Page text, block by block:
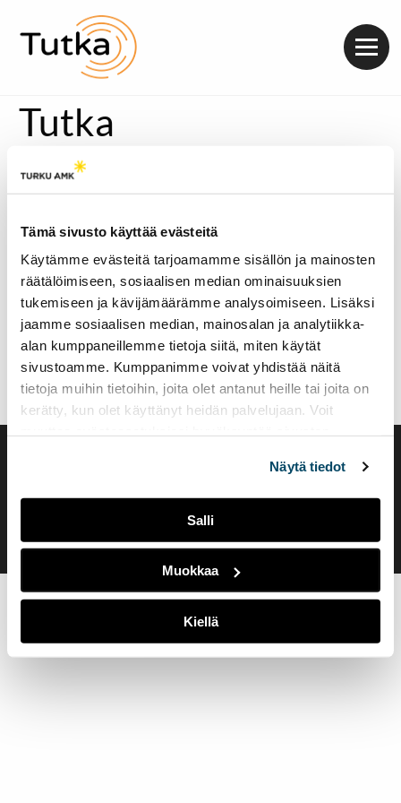
Tämä sivusto käyttää evästeitä
Käytämme evästeitä tarjoamamme sisällön ja mainosten
räätälöimiseen, sosiaalisen median ominaisuuksien
tukemiseen ja kävijämäärämme analysoimiseen. Lisäksi
jaamme sosiaalisen median, mainosalan ja analytiikka-
alan kumppaneillemme tietoja siitä, miten käytät
sivustoamme. Kumppanimme voivat yhdistää näitä
tietoja muihin tietoihin, joita olet antanut heille tai joita on
kerätty, kun olet käyttänyt heidän palvelujaan. Voit
Näytä tiedot
Salli
Muokkaa
Kiellä
Tutka